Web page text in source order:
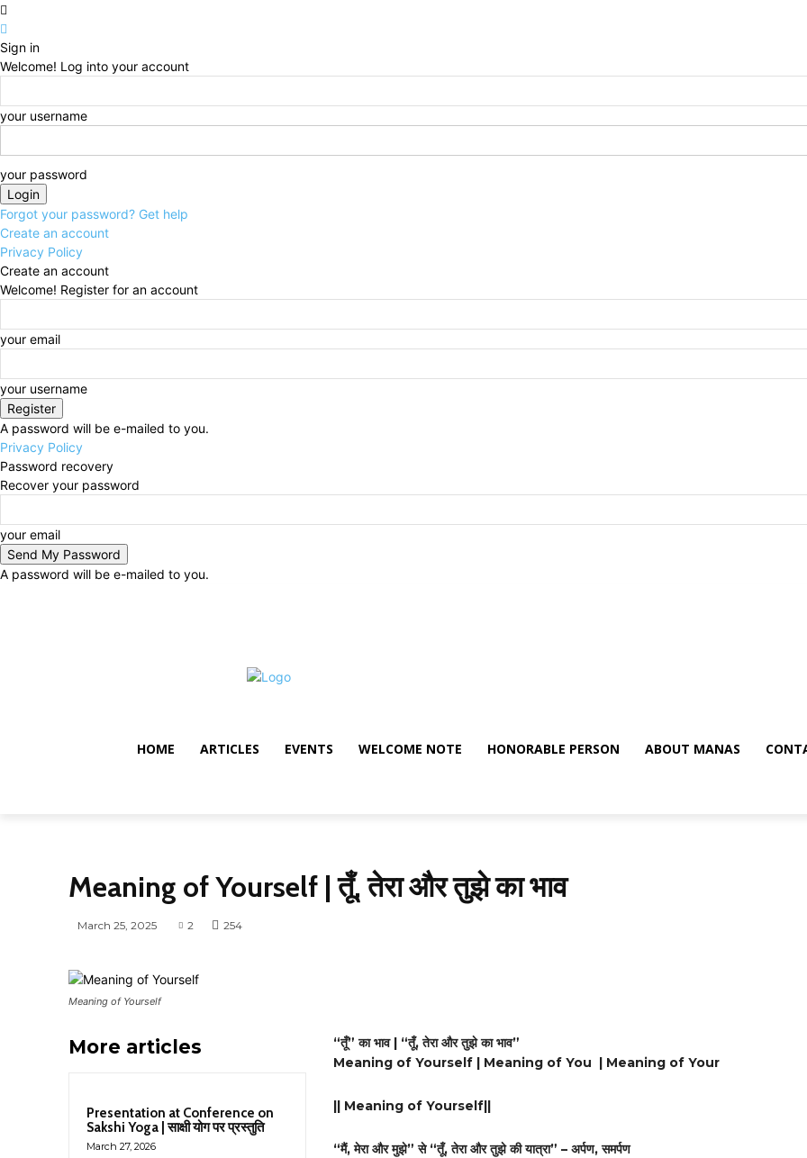
Sign in
Welcome! Log into your account
your username
your password
Forgot your password? Get help
Create an account
Privacy Policy
Create an account
Welcome! Register for an account
your email
your username
A password will be e-mailed to you.
Privacy Policy
Password recovery
Recover your password
your email
A password will be e-mailed to you.
HOME ARTICLES EVENTS WELCOME NOTE HONORABLE PERSON ABOUT MANAS
Meaning of Yourself | तूँ, तेरा और तुझे का भाव
March 25, 2025 2 254
Meaning of Yourself
More articles
Presentation at Conference on
Sakshi Yoga | साक्षी योग पर प्रस्तुति
March 27, 2026
“तूँ” का भाव | “तूँ, तेरा और तुझे का भाव”
Meaning of Yourself | Meaning of You | Meaning of Your
|| Meaning of Yourself||
“मैं,मेरा और मुझे” से “तूँ,तेरा और तुझे की यात्रा” – अर्पण,समर्पण